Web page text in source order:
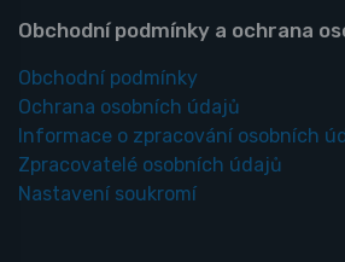
Obchodní podmínky a ochrana
Obchodní podmínky
Ochrana osobních údajů
Informace o zpracování osobních
Zpracovatelé osobních údajů
Nastavení soukromí